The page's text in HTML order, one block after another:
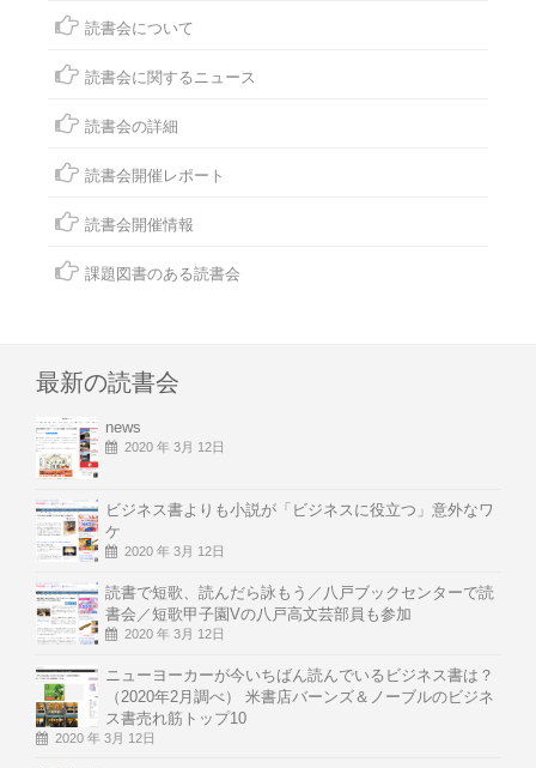
読書会について
読書会に関するニュース
読書会の詳細
読書会開催レポート
読書会開催情報
課題図書のある読書会
最新の読書会
news
2020 年 3月 12日
ビジネス書よりも小説が「ビジネスに役立つ」意外なワ
ケ
2020 年 3月 12日
読書で短歌、読んだら詠もう／八戸ブックセンターで読
書会／短歌甲子園Vの八戸高文芸部員も参加
2020 年 3月 12日
ニューヨーカーが今いちばん読んでいるビジネス書は？
（2020年2月調べ） 米書店バーンズ＆ノーブルのビジネ
ス書売れ筋トップ10
2020 年 3月 12日